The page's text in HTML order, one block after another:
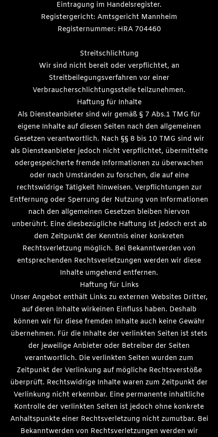
Eintragung im Handelsregister.
Registergericht: Amtsgericht Mannheim
Registernummer: HRA 704460
Streitschlichtung
Wir sind nicht bereit oder verpflichtet, an
Streitbeilegungsverfahren vor einer
Verbraucherschlichtungsstelle teilzunehmen.
Haftung für Inhalte
Als Diensteanbieter sind wir gemäß § 7 Abs.1 TMG für
eigene Inhalte auf diesen Seiten nach den allgemeinen
Gesetzen verantwortlich. Nach §§ 8 bis 10 TMG sind wir
als Diensteanbieter jedoch nicht verpflichtet, übermittelte
odergespeicherte fremde Informationen zu überwachen
oder nach Umständen zu forschen, die auf eine
rechtswidrige Tätigkeit hinweisen. Verpflichtungen zur
Entfernung oder Sperrung der Nutzung von Informationen
nach den allgemeinen Gesetzen bleiben hiervon
unberührt. Eine diesbezügliche Haftung ist jedoch erst ab
dem Zeitpunkt der Kenntnis einer konkreten
Rechtsverletzung möglich. Bei Bekanntwerden von
entsprechenden Rechtsverletzungen werden wir diese
Inhalte umgehend entfernen.
Haftung für Links
Unser Angebot enthält Links zu externen Websites Dritter,
auf deren Inhalte wirkeinen Einfluss haben. Deshalb
können wir für diese fremden Inhalte auch keine Gewähr
übernehmen. Für die Inhalte der verlinkten Seiten ist stets
der jeweilige Anbieter oder Betreiber der Seiten
verantwortlich. Die verlinkten Seiten wurden zum
Zeitpunkt der Verlinkung auf mögliche Rechtsverstöße
überprüft. Rechtswidrige Inhalte waren zum Zeitpunkt der
Verlinkung nicht erkennbar. Eine permanente inhaltliche
Kontrolle der verlinkten Seiten ist jedoch ohne konkrete
Anhaltspunkte einer Rechtsverletzung nicht zumutbar. Bei
Bekanntwerden von Rechtsverletzungen werden wir